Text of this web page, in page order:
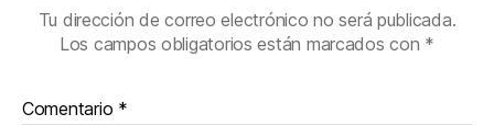
Tu dirección de correo electrónico no será publicada.
Los campos obligatorios están marcados con *
Comentario *